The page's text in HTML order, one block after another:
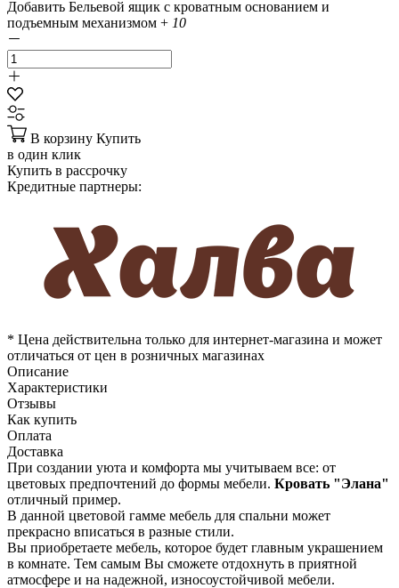
Добавить Бельевой ящик с кроватным основанием и
подъемным механизмом + 10
В корзину Купить
в один клик
Купить в рассрочку
Кредитные партнеры:
* Цена действительна только для интернет-магазина и может
отличаться от цен в розничных магазинах
Описание
Характеристики
Отзывы
Как купить
Оплата
Доставка
При создании уюта и комфорта мы учитываем все: от
цветовых предпочтений до формы мебели. Кровать "Элана"
отличный пример.
В данной цветовой гамме мебель для спальни может
прекрасно вписаться в разные стили.
Вы приобретаете мебель, которое будет главным украшением
в комнате. Тем самым Вы сможете отдохнуть в приятной
атмосфере и на надежной, износоустойчивой мебели.